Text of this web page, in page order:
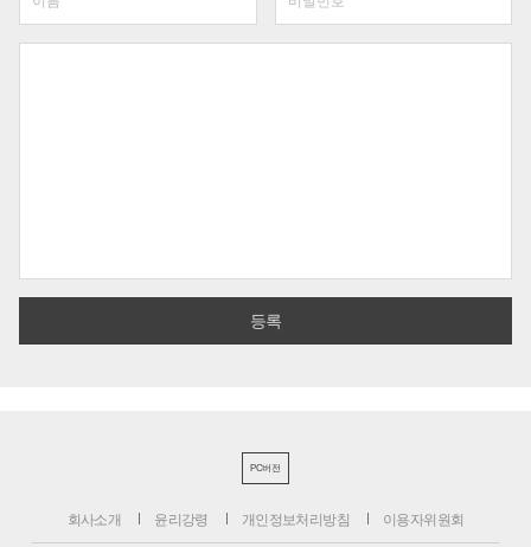
PC버전
회사소개 윤리강령 개인정보처리방침 이용자위원회